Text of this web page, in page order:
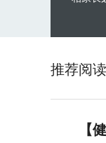
推荐阅读
【